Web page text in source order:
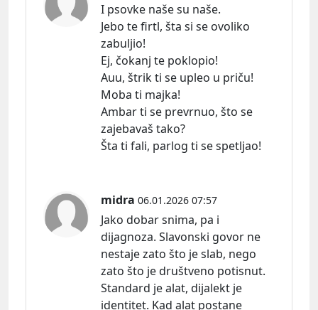
I psovke naše su naše.
Jebo te firtl, šta si se ovoliko
zabuljio!
Ej, čokanj te poklopio!
Auu, štrik ti se upleo u priču!
Moba ti majka!
Ambar ti se prevrnuo, što se
zajebavaš tako?
Šta ti fali, parlog ti se spetljao!
midra 06.01.2026 07:57
Jako dobar snima, pa i
dijagnoza. Slavonski govor ne
nestaje zato što je slab, nego
zato što je društveno potisnut.
Standard je alat, dijalekt je
identitet. Kad alat postane